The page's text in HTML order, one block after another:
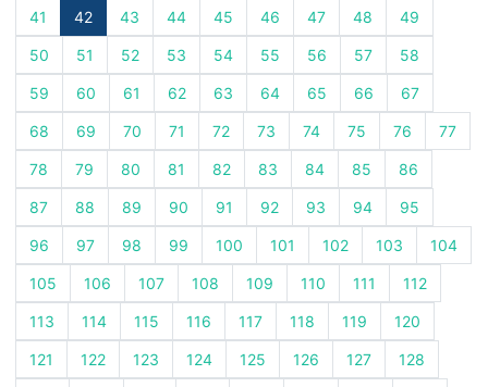
41 42 43 44 45 46 47 48 49
50 51 52 53 54 55 56 57 58
59 60 61 62 63 64 65 66 67
68 69 70 71 72 73 74 75 76 77
78 79 80 81 82 83 84 85 86
87 88 89 90 91 92 93 94 95
96 97 98 99 100 101 102 103 104
105 106 107 108 109 110 111 112
113 114 115 116 117 118 119 120
121 122 123 124 125 126 127 128